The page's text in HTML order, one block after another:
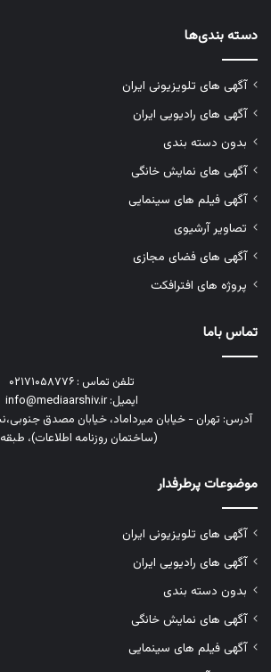
دسته بندی‌ها
آگهی های تلویزیونی ایران
آگهی های رادیویی ایران
بدون دسته بندی
آگهی های نمایش خانگی
آگهی فیلم های سینمایی
تصاویر آرشیوی
آگهی های فضای مجازی
پروژه های افترافکت
تماس باما
تلفن تماس : ۰۲۱۷۱۰۵۸۷۷۶
ایمیل: info@mediaarshiv.ir
(ساختمان روزنامه اطلاعات)، طبقه ۱۳
موضوعات پرطرفدار
آگهی های تلویزیونی ایران
آگهی های رادیویی ایران
بدون دسته بندی
آگهی های نمایش خانگی
آگهی فیلم های سینمایی